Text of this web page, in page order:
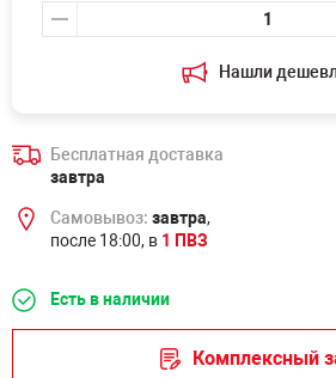
Нашли
Бесплатная доставка
завтра
Самовывоз: завтра,
после 18:00, в 1 ПВЗ
Есть в наличии
Комплексный